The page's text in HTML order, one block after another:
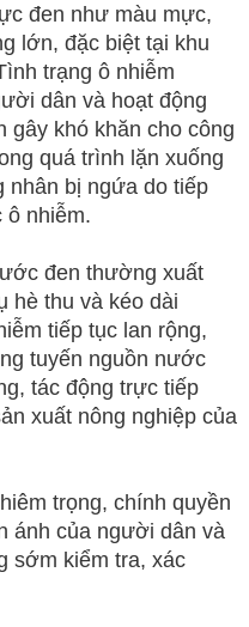
đen như màu mực,
lớn, đặc biệt tại khu
trạng ô nhiễm
dân và hoạt động
gây khó khăn cho công
quá trình lặn xuống
nhân bị ngứa do tiếp
nhiễm.
đen thường xuất
hè thu và kéo dài
tiếp tục lan rộng,
tuyến nguồn nước
tác động trực tiếp
xuất nông nghiệp của
trọng, chính quyền
ánh của người dân và
sớm kiểm tra, xác